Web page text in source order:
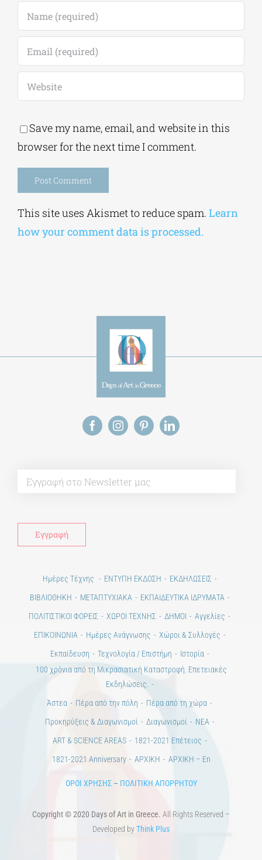
Save my name, email, and website in this
browser for the next time I comment.
This site uses Akismet to reduce spam. Learn
how your comment data is processed.
Ημέρες Τέχνης ΕΝΤΥΠΗ ΕΚΔΟΣΗ
ΕΚΔΗΛΩΣΕΙΣ
ΒΙΒΛΙΟΘΗΚΗ
ΜΕΤΑΠΤΥΧΙΑΚΑ
ΕΚΠΑΙΔΕΥΤΙΚΑ ΙΔΡΥΜΑΤΑ
ΠΟΛΙΤΙΣΤΙΚΟΙ ΦΟΡΕΙΣ
ΧΩΡΟΙ ΤΕΧΝΗΣ ΔΗΜΟΙ
Αγγελίες
ΕΠΙΚΟΙΝΩΝΙΑ
Ημέρες Ανάγνωσης
Χώροι & Συλλογές
Εκπαίδευση
Τεχνολογία / Επιστήμη
Ιστορία
100 χρόνια από τη Μικρασιατική Καταστροφή. Επετειακές
Εκδηλώσεις.
Άστεα
Πέρα από την πόλη
Πέρα από τη χώρα
Προκηρύξεις & Διαγωνισμοί
Διαγωνισμοί
ΝΕΑ
ART & SCIENCE AREAS
1821-2021 Επέτειος
1821-2021 Anniversary
ΑΡΧΙΚΗ ΑΡΧΙΚΗ – En
ΟΡΟΙ ΧΡΗΣΗΣ– ΠΟΛΙΤΙΚΗ ΑΠΟΡΡΗΤΟΥ
Copyright © 2020 Days of Art in Greece. All Rights Reserved –
Developed byThink Plus